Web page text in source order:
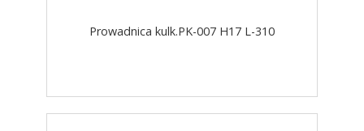
Prowadnica kulk.PK-007 H17 L-310